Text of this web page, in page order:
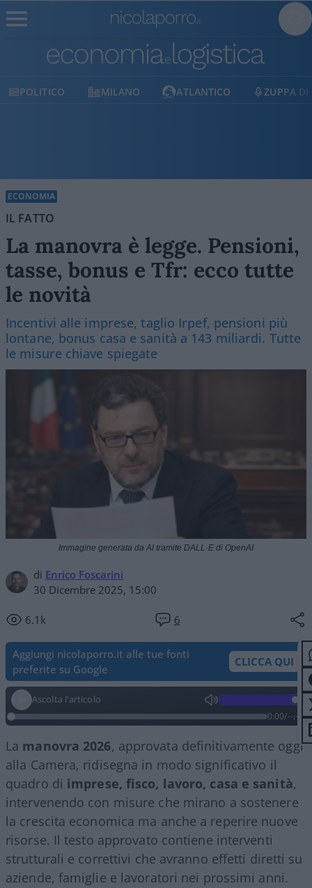
MILANO ATLANTICO ZUPPA DI PORRO
ECONOMIA
IL FATTO
La manovra è legge. Pensioni,
tasse, bonus e Tfr: ecco tutte
le novità
Incentivi alle imprese, taglio Irpef, pensioni più
lontane, bonus casa e sanità a 143 miliardi. Tutte
le misure chiave spiegate
di Enrico Foscarini
30 Dicembre 2025, 15:00
6.1k 6
Immagine generata da AI tramite DALL·E di OpenAI
Aggiungi nicolaporro.it alle tue fonti
preferite su Google
CLICCA QUI
Ascolta l'articolo
0:00/--:--
La manovra 2026, approvata definitivamente oggi
alla Camera, ridisegna in modo significativo il
quadro di imprese, fisco, lavoro, casa e sanità,
intervenendo con misure che mirano a sostenere
la crescita economica ma anche a reperire nuove
risorse. Il testo approvato contiene interventi
strutturali e correttivi che avranno effetti diretti su
aziende, famiglie e lavoratori nei prossimi anni.